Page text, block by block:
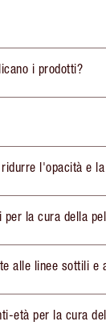
i prodotti?
l'opacità e
per la cura della
alle linee sottili e
età per la cura